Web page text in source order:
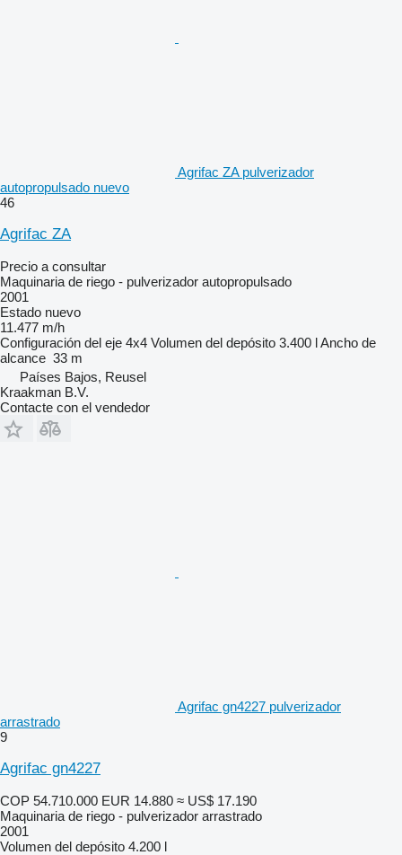
Agrifac ZA pulverizador
autopropulsado nuevo
46
Agrifac ZA
Precio a consultar
Maquinaria de riego - pulverizador autopropulsado
2001
Estado nuevo
11.477 m/h
Configuración del eje 4x4 Volumen del depósito 3.400 lAncho de
alcance 33 m
Países Bajos, Reusel
Kraakman B.V.
Contacte con el vendedor
Agrifac gn4227 pulverizador
arrastrado
9
Agrifac gn4227
COP 54.710.000 EUR 14.880 ≈ US$ 17.190
Maquinaria de riego - pulverizador arrastrado
2001
Volumen del depósito 4.200 l